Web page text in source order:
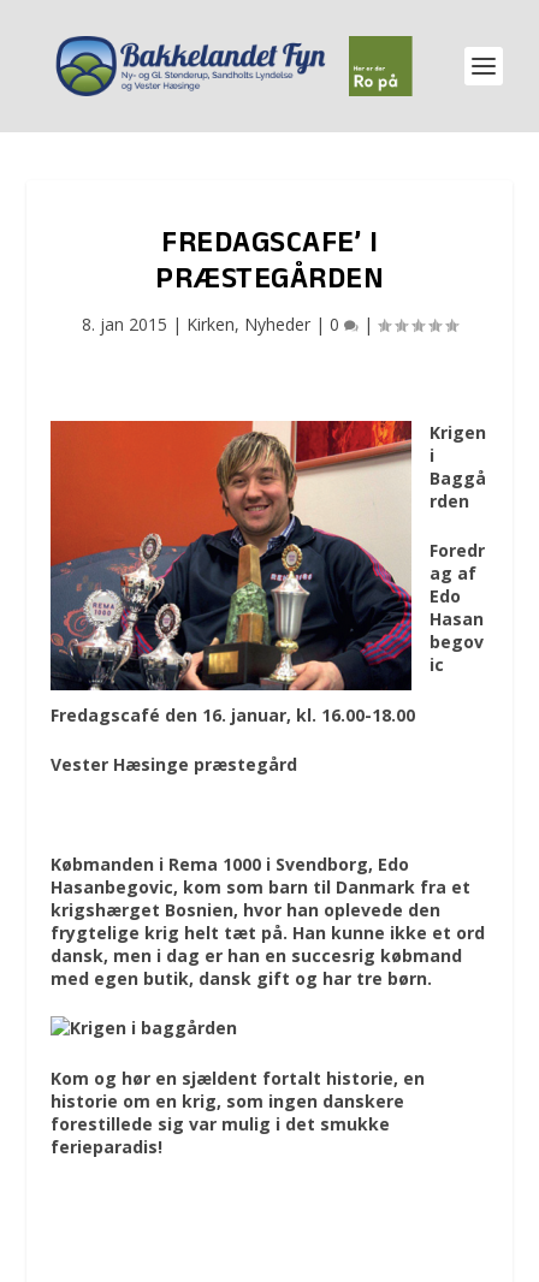
FREDAGSCAFE’ I
PRÆSTEGÅRDEN
8. jan 2015 | Kirken, Nyheder | 0 |
Krigen
i
Baggå
rden
Foredr
ag af
Edo
Hasan
begov
ic
Fredagscafé den 16. januar, kl. 16.00-18.00
Vester Hæsinge præstegård
Købmanden i Rema 1000 i Svendborg, Edo
Hasanbegovic, kom som barn til Danmark fra et
krigshærget Bosnien, hvor han oplevede den
frygtelige krig helt tæt på. Han kunne ikke et ord
dansk, men i dag er han en succesrig købmand
med egen butik, dansk gift og har tre børn.
Kom og hør en sjældent fortalt historie, en
historie om en krig, som ingen danskere
forestillede sig var mulig i det smukke
ferieparadis!